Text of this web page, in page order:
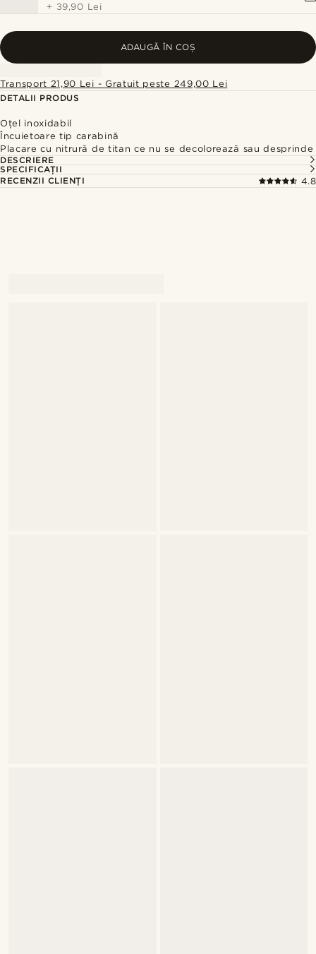
+ 39,90 Lei
ADAUGĂ ÎN COȘ
Transport 21,90 Lei - Gratuit peste 249,00 Lei
DETALII PRODUS
Oțel inoxidabil
Încuietoare tip carabină
Placare cu nitrură de titan ce nu se decolorează sau desprinde
DESCRIERE
SPECIFICAȚII
RECENZII CLIENȚI
4.8